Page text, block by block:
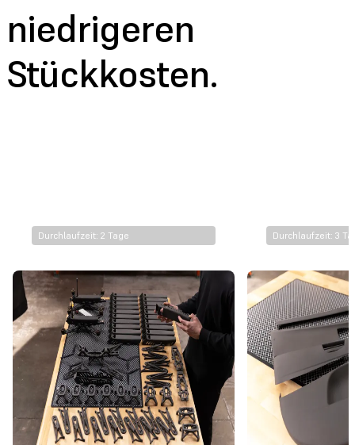
niedrigeren
Stückkosten.
Durchlaufzeit: 2 Tage
Durchlaufzeit: 3